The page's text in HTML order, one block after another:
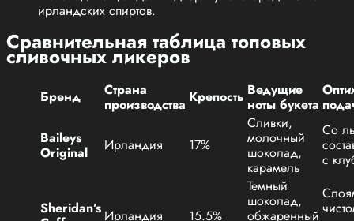
ирландских спиртов.
Сравнительная таблица топовых
сливочных ликеров
Бренд
Страна
производства Крепость Ведущие
ноты букета
Baileys
Original
Ирландия 17%
Сливки,
молочный
шоколад,
карамель
Со
с
Sheridan’s Ирландия 15.5%
Темный
шоколад,
обжаренный